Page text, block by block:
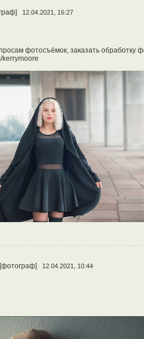
12.04.2021, 16:27
фотосъёмок, заказать обработку
kerrymoore
[фотограф] 12.04.2021, 10:44